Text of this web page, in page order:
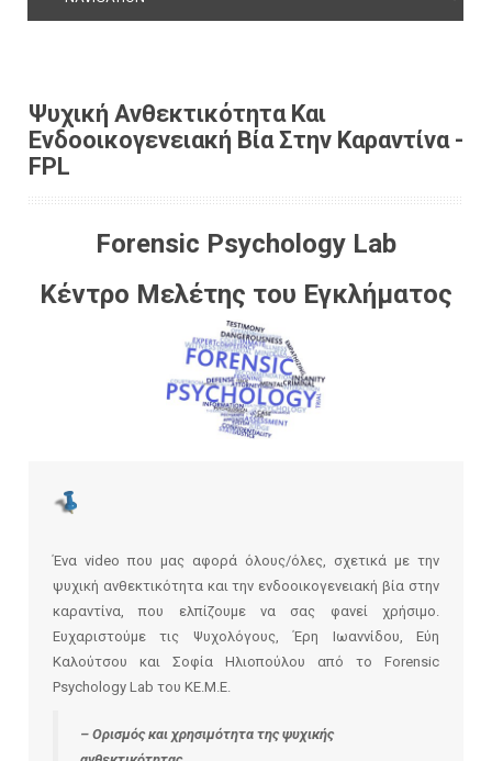
Ψυχική Ανθεκτικότητα Και
Ενδοοικογενειακή Βία Στην Καραντίνα -
FPL
Forensic Psychology Lab
Κέντρο Μελέτης του Εγκλήματος
Ένα video που μας αφορά όλους/όλες, σχετικά με την
ψυχική ανθεκτικότητα και την ενδοοικογενειακή βία στην
καραντίνα, που ελπίζουμε να σας φανεί χρήσιμο.
Ευχαριστούμε τις Ψυχολόγους, Έρη Ιωαννίδου, Εύη
Καλούτσου και Σοφία Ηλιοπούλου από το Forensic
Psychology Lab του ΚΕ.Μ.Ε.
– Ορισμός και χρησιμότητα της ψυχικής